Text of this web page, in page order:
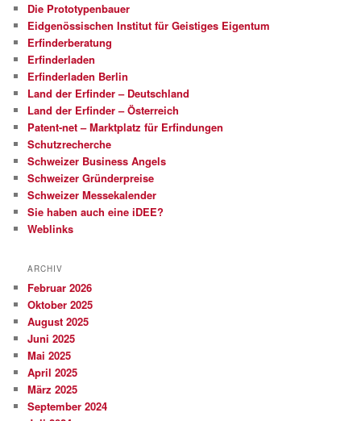
Die Prototypenbauer
Eidgenössischen Institut für Geistiges Eigentum
Erfinderberatung
Erfinderladen
Erfinderladen Berlin
Land der Erfinder – Deutschland
Land der Erfinder – Österreich
Patent-net – Marktplatz für Erfindungen
Schutzrecherche
Schweizer Business Angels
Schweizer Gründerpreise
Schweizer Messekalender
Sie haben auch eine iDEE?
Weblinks
ARCHIV
Februar 2026
Oktober 2025
August 2025
Juni 2025
Mai 2025
April 2025
März 2025
September 2024